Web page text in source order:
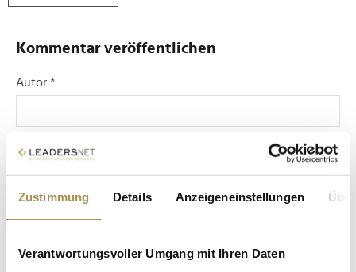
Zustimmung Details Anzeigeneinstellungen
Verantwortungsvoller Umgang mit Ihren Daten
Kommentar veröffentlichen
Autor:*
Kommentar:*